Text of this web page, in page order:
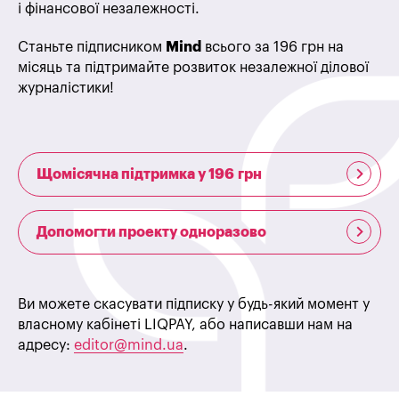
і фінансової незалежності.
Станьте підписником Mind всього за 196 грн на
місяць та підтримайте розвиток незалежної ділової
журналістики!
Щомісячна підтримка у 196 грн
Допомогти проекту одноразово
Ви можете скасувати підписку у будь-який момент у
власному кабінеті LIQPAY, або написавши нам на
адресу: editor@mind.ua.